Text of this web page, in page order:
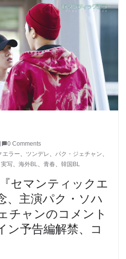
0 Comments
エラー ツンデレ パク・ジェチャン
実写 海外BL 青春 韓国BL
セマンティックエ
、主演パク・ソハ
チャンのコメント
ン予告編解禁、コ